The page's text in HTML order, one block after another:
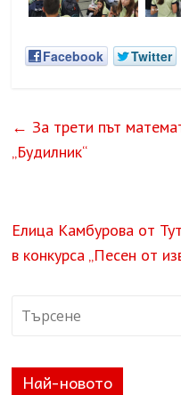
Facebook Twitter
← За трети път
„Будилник“
Елица Камбурова от
в конкурса „Песен от
Най-новото